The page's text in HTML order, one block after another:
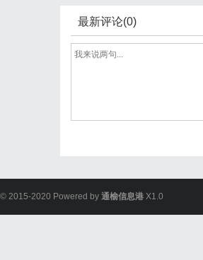
最新评论(0)
© 2015-2020 Powered by 通榆信息港 X1.0